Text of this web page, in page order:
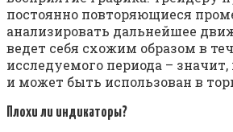
постоянно повторяющиеся
анализировать дальнейшее
ведет себя схожим образом в
исследуемого периода – значит,
и может быть использован в
Плохи ли индикаторы?